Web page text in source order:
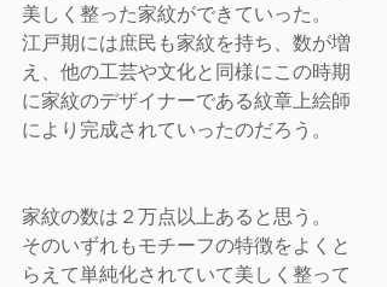
美しく整った家紋ができていった。
江戸期には庶民も家紋を持ち、数が増
え、他の工芸や文化と同様にこの時期
に家紋のデザイナーである紋章上絵師
により完成されていったのだろう。
家紋の数は２万点以上あると思う。
そのいずれもモチーフの特徴をよくと
らえて単純化されていて美しく整って